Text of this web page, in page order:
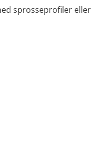
sprosseprofiler